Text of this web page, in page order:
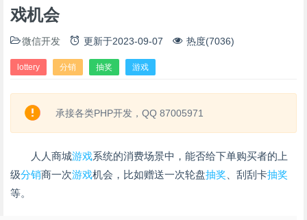
戏机会
微信开发 更新于2023-09-07 热度(7036)
lottery 分销 抽奖 游戏
承接各类PHP开发，QQ 87005971
人人商城游戏系统的消费场景中，能否给下单购买者的上
级分销商一次游戏机会，比如赠送一次轮盘抽奖 、刮刮卡抽奖
等。